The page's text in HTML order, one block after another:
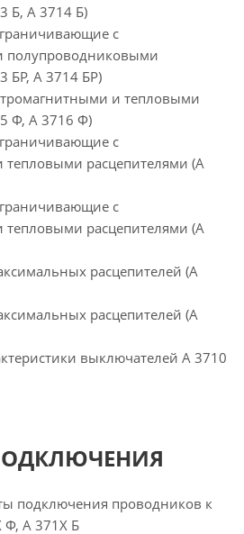
Б, А 3714 Б)
с
полупроводниковыми
БР, А 3714 БР)
и тепловыми
Ф, А 3716 Ф)
с
тепловыми расцепителями (А
с
тепловыми расцепителями (А
расцепителей (А
расцепителей (А
выключателей А 3710
подключения проводников к
Ф, А 371Х Б